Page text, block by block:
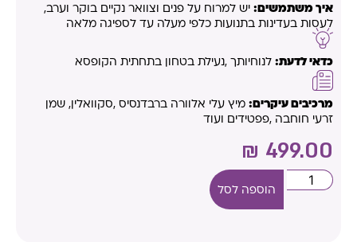
איך משתמשים: יש למרוח על פנים וצוואר נקיים בוקר וערב,
לעסות בעדינות בתנועות כלפי מעלה עד לספיגה מלאה
כדאי לדעת: לנוחיותך ,נעילת בטחון בתחתית הקופסא
מרכיבים עיקרים: מיץ עלי אלוורה ברבדנסיס ,סקוואלין, שמן
זרעי חוחבה ,פפטידים ועוד
₪ 499.00
הוספה לסל